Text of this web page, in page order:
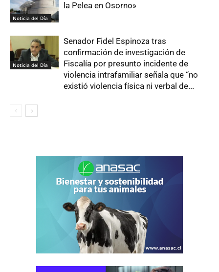
Noticia del Día
la Pelea en Osorno»
Noticia del Día
Senador Fidel Espinoza tras
confirmación de investigación de
Fiscalía por presunto incidente de
violencia intrafamiliar señala que “no
existió violencia física ni verbal de...